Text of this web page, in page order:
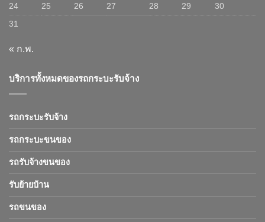
24
25 26 27 28 29
30
31
« ก.พ.
บริการทั้งหมดของรถกระบะรับจ้าง
รถกระบะรับจ้าง
รถกระบะขนของ
รถรับจ้างขนของ
รับย้ายบ้าน
รถขนของ